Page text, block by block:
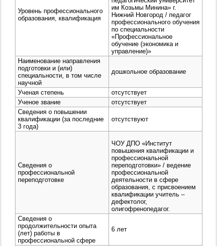
Уровень профессионального
образования, квалификация
им Козьмы Минина» г.
Нижний Новгород / педагог
профессионального обучения
по специальности
«Профессиональное
обучение (экономика и
управление)»
Наименование направления
подготовки и (или)
специальности, в том числе
научной
дошкольное образование
Ученая степень
отсутствует
Ученое звание
отсутствует
Сведения о повышении
квалификации (за последние
3 года)
отсутствуют
Сведения о
профессиональной
переподготовке
ЧОУ ДПО «Институт
повышения квалификации и
профессиональной
переподготовки» / ведение
профессиональной
деятельности в сфере
образования, с присвоением
квалификации учитель –
дефектолог,
олигофренопедагог.
Сведения о
продолжительности опыта
(лет) работы в
профессиональной сфере
6 лет